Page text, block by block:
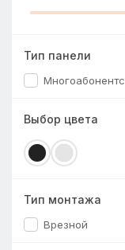
Тип панели
Выбор цвета
Тип монтажа
Врезной